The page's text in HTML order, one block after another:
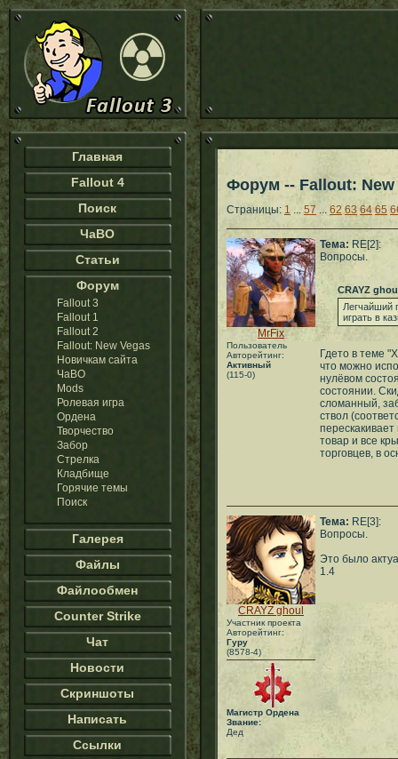
Главная
Fallout 4
Поиск
ЧаВО
Статьи
Форум
Fallout 3
Fallout 1
Fallout 2
Fallout: New Vegas
Новичкам сайта
ЧаВО
Mods
Ролевая игра
Ордена
Творчество
Забор
Стрелка
Кладбище
Горячие темы
Поиск
Галерея
Файлы
Файлообмен
Counter Strike
Чат
Новости
Скриншоты
Написать
Ссылки
Форум -- Fallout: New
Страницы: 1 ... 57 ... 62 63 64 65
MrFix
Пользователь
Авторейтинг:
Активный
(115-0)
Тема: RE[2]:
Вопросы.
CRAYZ
Легчайший
играть в
Гдето в теме
что можно
нулёвом
состоянии.
сломанный,
ствол
товар и все
торговцев, в
CRAYZ ghoul
Участник проекта
Авторейтинг:
Гуру
(8578-4)
Магистр Ордена
Звание:
Дед
Тема: RE[3]:
Вопросы.
Это было
1.4